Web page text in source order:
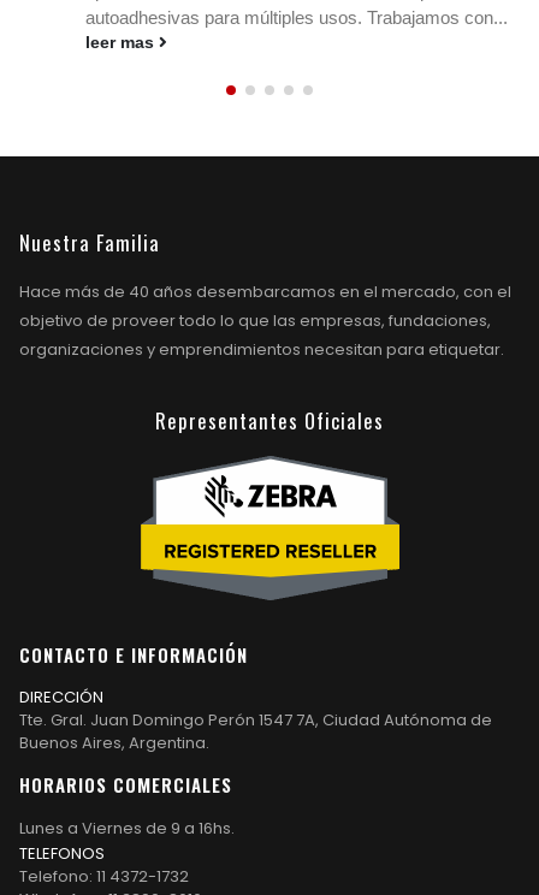
medidas, materiales y ribbons....
leer mas
Nuestra Familia
Hace más de 40 años desembarcamos en el mercado, con el
objetivo de proveer todo lo que las empresas, fundaciones,
organizaciones y emprendimientos necesitan para etiquetar.
Representantes Oficiales
CONTACTO E INFORMACIÓN
DIRECCIÓN
Tte. Gral. Juan Domingo Perón 1547 7A, Ciudad Autónoma de
Buenos Aires, Argentina.
HORARIOS COMERCIALES
Lunes a Viernes de 9 a 16hs.
TELEFONOS
Telefono: 11 4372-1732